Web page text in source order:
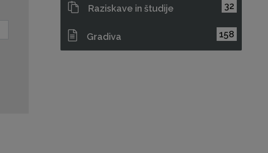
Raziskave in študije 32
Gradiva 158